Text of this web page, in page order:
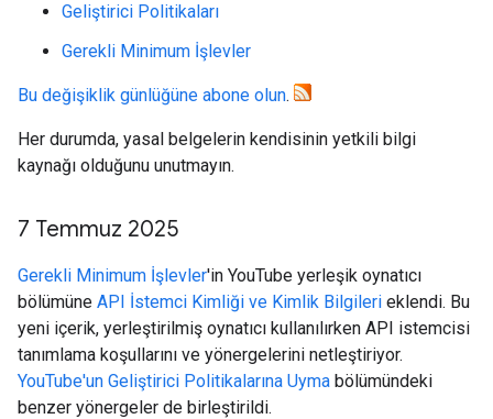
Geliştirici Politikaları
Gerekli Minimum İşlevler
Bu değişiklik günlüğüne abone olun.
Her durumda, yasal belgelerin kendisinin yetkili bilgi
kaynağı olduğunu unutmayın.
7 Temmuz 2025
Gerekli Minimum İşlevler'in YouTube yerleşik oynatıcı
bölümüne API İstemci Kimliği ve Kimlik Bilgileri eklendi. Bu
yeni içerik, yerleştirilmiş oynatıcı kullanılırken API istemcisi
tanımlama koşullarını ve yönergelerini netleştiriyor.
YouTube'un Geliştirici Politikalarına Uyma bölümündeki
benzer yönergeler de birleştirildi.